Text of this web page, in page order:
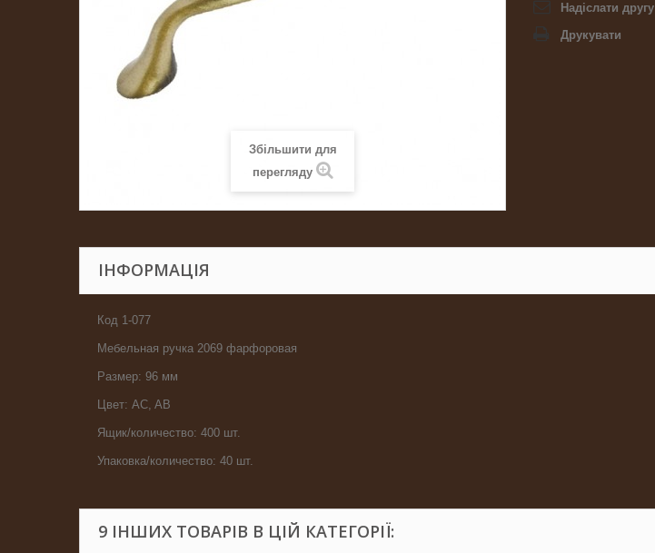
Збільшити для
перегляду
Надіслати другу
Друкувати
ІНФОРМАЦІЯ
Код 1-077
Мебельная ручка 2069 фарфоровая
Размер: 96 мм
Цвет: AC, AB
Ящик/количество: 400 шт.
Упаковка/количество: 40 шт.
9 ІНШИХ ТОВАРІВ В ЦІЙ КАТЕГОРІЇ: